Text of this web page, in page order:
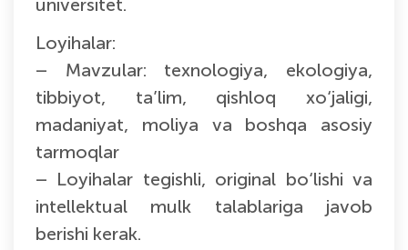
universitet.
Loyihalar:
– Mavzular: texnologiya, ekologiya,
tibbiyot, ta’lim, qishloq xo‘jaligi,
madaniyat, moliya va boshqa asosiy
tarmoqlar
– Loyihalar tegishli, original bo‘lishi va
intellektual mulk talablariga javob
berishi kerak.